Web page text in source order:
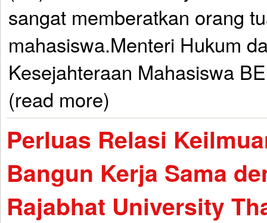
sangat memberatkan orang
mahasiswa.Menteri Hukum
Kesejahteraan Mahasiswa
(read more)
Perluas Relasi
Bangun Kerja Sama
Rajabhat University